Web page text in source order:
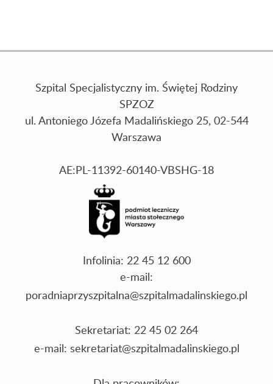
Szpital Specjalistyczny im. Świętej Rodziny
SPZOZ
ul. Antoniego Józefa Madalińskiego 25, 02-544
Warszawa
AE:PL-11392-60140-VBSHG-18
Infolinia: 22 45 12 600
e-mail:
poradniaprzyszpitalna@szpitalmadalinskiego.pl
Sekretariat: 22 45 02 264
e-mail: sekretariat@szpitalmadalinskiego.pl